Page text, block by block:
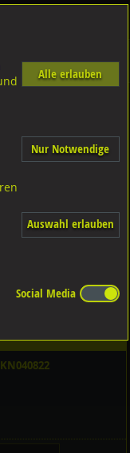
Ausführungen Spannhülsen
KN040822
Alle erlauben
Nur Notwendige
Auswahl erlauben
Social Media